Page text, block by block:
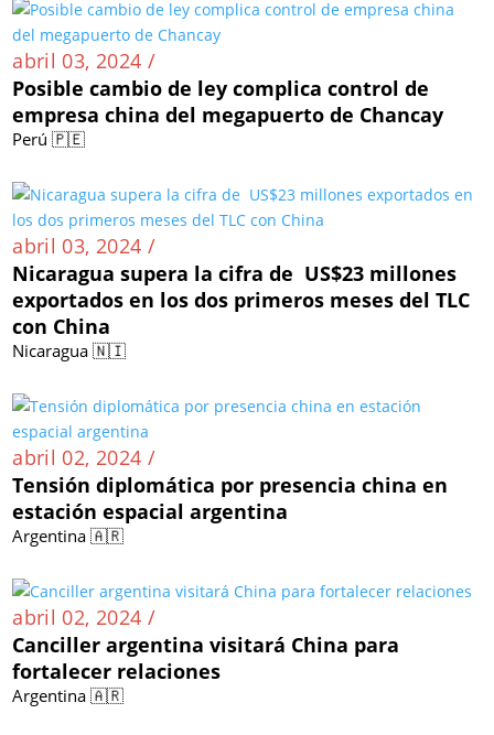
abril 03, 2024 /
Posible cambio de ley complica control de
empresa china del megapuerto de Chancay
Perú 🇵🇪
abril 03, 2024 /
Nicaragua supera la cifra de US$23 millones
exportados en los dos primeros meses del TLC
con China
Nicaragua 🇳🇮
abril 02, 2024 /
Tensión diplomática por presencia china en
estación espacial argentina
Argentina 🇦🇷
abril 02, 2024 /
Canciller argentina visitará China para
fortalecer relaciones
Argentina 🇦🇷